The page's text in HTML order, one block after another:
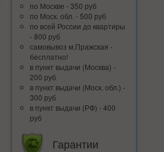
по Москве - 350 руб
по Моск. обл. - 500 руб
по всей Росcии до квартиры
- 800 руб
самовывоз м.Пражская -
бесплатно!
в пункт выдачи (Москва) -
200 руб
в пункт выдачи (Моск. обл.) -
300 руб
в пункт выдачи (РФ) - 400
руб
Гарантии